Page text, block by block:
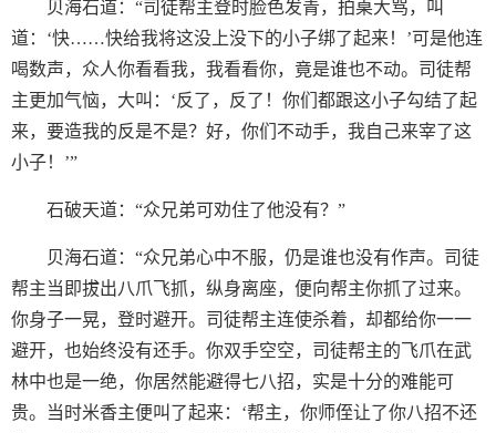
贝海石道：“司徒帮主登时脸色发青，拍桌大骂，叫
道：‘快……快给我将这没上没下的小子绑了起来！’可是他连
喝数声，众人你看看我，我看看你，竟是谁也不动。司徒帮
主更加气恼，大叫：‘反了，反了！你们都跟这小子勾结了起
来，要造我的反是不是？好，你们不动手，我自己来宰了这
小子！’”
石破天道：“众兄弟可劝住了他没有？”
贝海石道：“众兄弟心中不服，仍是谁也没有作声。司徒
帮主当即拔出八爪飞抓，纵身离座，便向帮主你抓了过来。
你身子一晃，登时避开。司徒帮主连使杀着，却都给你一一
避开，也始终没有还手。你双手空空，司徒帮主的飞爪在武
林中也是一绝，你居然能避得七八招，实是十分的难能可
贵。当时米香主便叫了起来：‘帮主，你师侄让了你八招不还